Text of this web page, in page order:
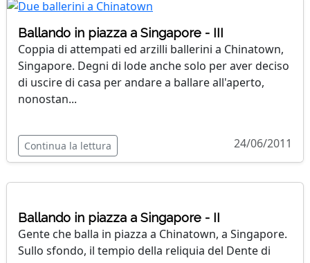
Ballando in piazza a Singapore - III
Coppia di attempati ed arzilli ballerini a Chinatown,
Singapore. Degni di lode anche solo per aver deciso
di uscire di casa per andare a ballare all'aperto,
nonostan...
Continua la lettura 24/06/2011
Ballando in piazza a Singapore - II
Gente che balla in piazza a Chinatown, a Singapore.
Sullo sfondo, il tempio della reliquia del Dente di